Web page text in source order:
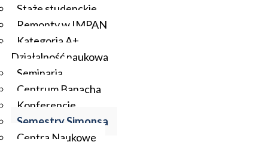
Staże studenckie
Remonty w IMPAN
Kategoria A+
Działalność naukowa
Seminaria
Centrum Banacha
Konferencje
Semestry Simonsa
Centra Naukowe